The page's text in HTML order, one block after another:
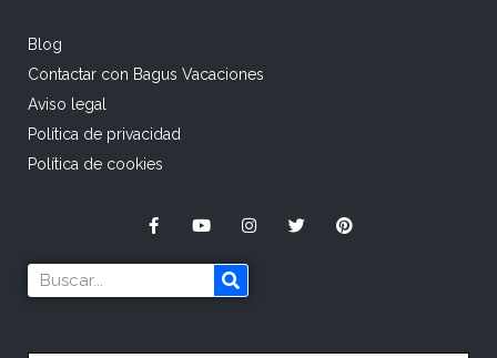
Blog
Contactar con Bagus Vacaciones
Aviso legal
Política de privacidad
Política de cookies